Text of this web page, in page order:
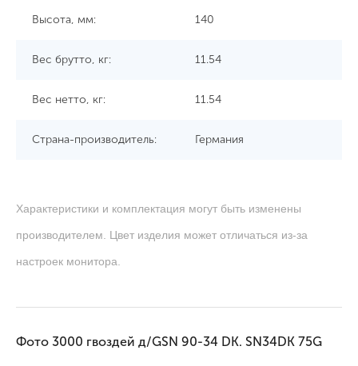
Высота, мм: 140
Вес брутто, кг: 11.54
Вес нетто, кг: 11.54
Страна-производитель: Германия
Характеристики и комплектация могут быть изменены
производителем. Цвет изделия может отличаться из-за
настроек монитора.
Фото 3000 гвоздей д/GSN 90-34 DK. SN34DK 75G